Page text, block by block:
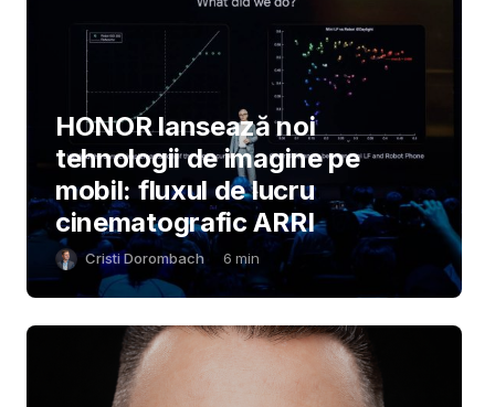
HONOR lansează noi
tehnologii de imagine pe
mobil: fluxul de lucru
cinematografic ARRI
Cristi Dorombach 6 min